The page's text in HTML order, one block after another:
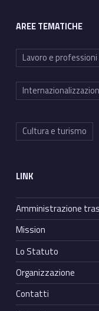
AREE TEMATICHE
Lavoro e professioni
Cultura e turismo
LINK
Amministrazione
Mission
Lo Statuto
Organizzazione
Contatti